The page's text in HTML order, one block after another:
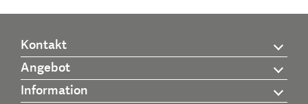
Kontakt
Angebot
Information